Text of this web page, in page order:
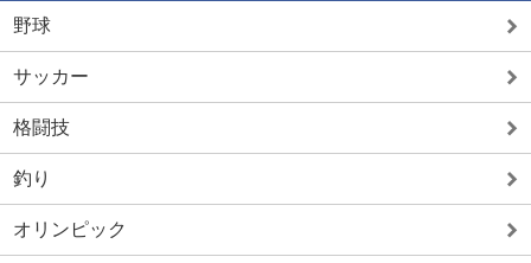
野球
サッカー
格闘技
釣り
オリンピック